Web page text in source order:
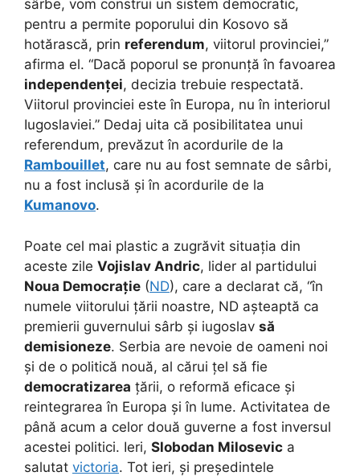
sârbe, vom construi un sistem democratic,
pentru a permite poporului din Kosovo să
hotărască, prin referendum, viitorul provinciei,”
afirma el. “Dacă poporul se pronunță în favoarea
independenței, decizia trebuie respectată.
Viitorul provinciei este în Europa, nu în interiorul
Iugoslaviei.” Dedaj uita că posibilitatea unui
referendum, prevăzut în acordurile de la
Rambouillet, care nu au fost semnate de sârbi,
nu a fost inclusă și în acordurile de la
Kumanovo.
Poate cel mai plastic a zugrăvit situația din
aceste zile Vojislav Andric, lider al partidului
Noua Democrație (ND), care a declarat că, “în
numele viitorului țării noastre, ND așteaptă ca
premierii guvernului sârb și iugoslav să
demisioneze. Serbia are nevoie de oameni noi
și de o politică nouă, al cărui țel să fie
democratizarea țării, o reformă eficace și
reintegrarea în Europa și în lume. Activitatea de
până acum a celor două guverne a fost inversul
acestei politici. Ieri, Slobodan Milosevic a
salutat victoria. Tot ieri, și președintele